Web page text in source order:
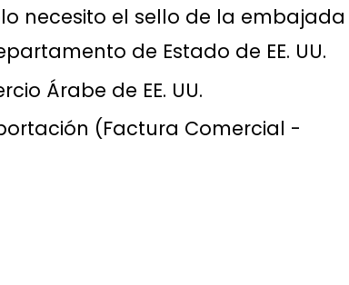
necesito el sello de la embajada
de Estado de EE. UU.
Árabe de EE. UU.
(Factura Comercial -